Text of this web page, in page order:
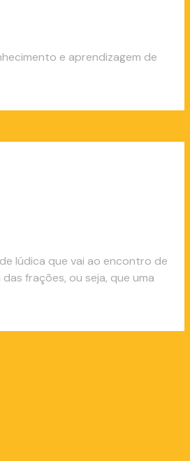
e aprendizagem de
lúdica que vai ao encontro de
frações, ou seja, que uma